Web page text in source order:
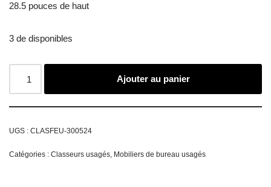
28.5 pouces de haut
3 de disponibles
Ajouter au panier
UGS : CLASFEU-300524
Catégories : Classeurs usagés, Mobiliers de bureau usagés